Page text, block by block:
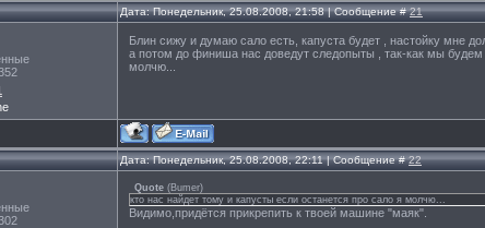
Дата: Понедельник, 25.08.2008, 21:58 | Сообщение #21
Блин сижу и думаю сало есть, капуста будет , настойку мне
а потом до финиша нас доведут следопыты , так-как мы будем
молчю...
Дата: Понедельник, 25.08.2008, 22:11 | Сообщение #22
Quote (Bumer)
кто нас найдет тому и капусты если останется про сало я молчю...
Видимо,придётся прикрепить к твоей машине "маяк".